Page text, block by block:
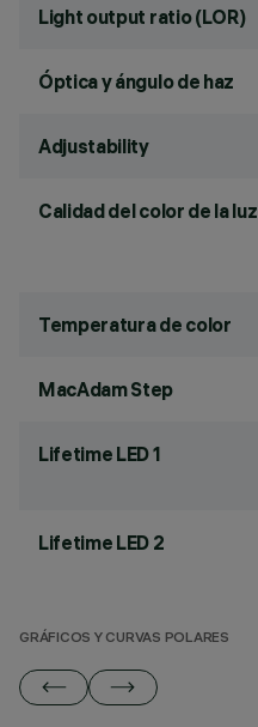
Light output ratio (LOR)
Óptica y ángulo de haz
Adjustability
Calidad del color de la luz
Temperatura de color
MacAdam Step
Lifetime LED 1
Lifetime LED 2
GRÁFICOS Y CURVAS POLARES